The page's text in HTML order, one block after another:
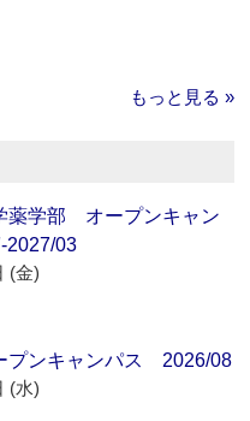
もっと見る »
薬学部 オープンキャン
03
(金)
ンキャンパス 2026/08
(水)